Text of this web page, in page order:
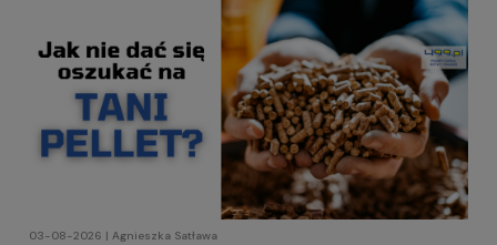
03-08-2026 | Agnieszka Satława